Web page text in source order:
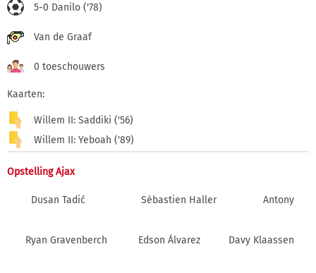
5-0 Danilo ('78)
Van de Graaf
0 toeschouwers
Kaarten:
Willem II: Saddiki ('56)
Willem II: Yeboah ('89)
Opstelling Ajax
Dusan Tadić Sébastien Haller Antony
Ryan Gravenberch Edson Álvarez Davy Klaassen